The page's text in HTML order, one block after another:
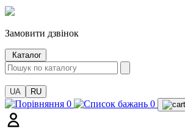
Замовити дзвінок
Каталог
UA RU
0 0